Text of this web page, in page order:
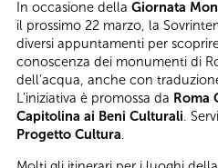
In occasione della Giornata
il prossimo 22 marzo, la
diversi appuntamenti per
conoscenza dei monumenti di
dell’acqua, anche con
L’iniziativa è promossa da Roma
Capitolina ai Beni Culturali.
Progetto Cultura.